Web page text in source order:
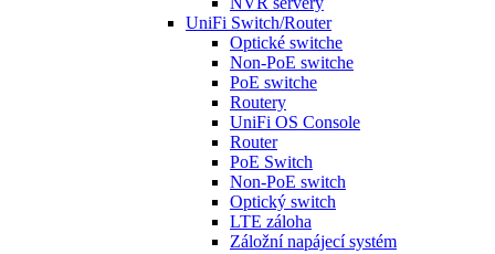
UniFi Switch/Router
Optické switche
Non-PoE switche
PoE switche
Routery
UniFi OS Console
Router
PoE Switch
Non-PoE switch
Optický switch
LTE záloha
Záložní napájecí systém